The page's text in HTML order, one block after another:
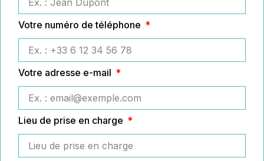
Votre numéro de téléphone
Votre adresse e-mail
Lieu de prise en charge